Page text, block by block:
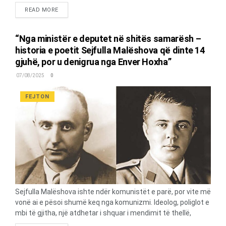
vdekjes së tij, kur Enver Hoxha urdhëroi hapjen e kasafortës
personale, ku u gjet dosja me emërtimin “Autobiografia-
mëvonshmet, kur shkëlqente në majën e piramidës politike,
Shehu ka dokumentuar aty në mënyrë kronologjike e me një
lloj sinqeriteti momentet më të rëndësishme të jetës dhe
veprimtarisë së tij, pa menduar për aspektet që mund ta
penalizonin. Në të ndriçohen mjaft ngjarje e fakte të
panjohura që konturojnë një profil tjetër të ish-kryeministrit.
Është rasti i vetëm që Shehu zbardh me vërtetësi rininë
READ MOREDETAILS
“Nga ministër e deputet në shitës samarësh –
historia e poetit Sejfulla Malëshova që dinte 14
gjuhë, por u denigrua nga Enver Hoxha”
07/08/2025 0
FEJTON
Sejfulla Malëshova ishte ndër komunistët e parë, por vite më
vonë ai e pësoi shumë keq nga komunizmi. Ideolog, poliglot e
mbi të gjitha, një atdhetar i shquar i mendimit të thellë,
Sejfulla Malëshova (Lame Kodra) ishte poet i patriotizmit